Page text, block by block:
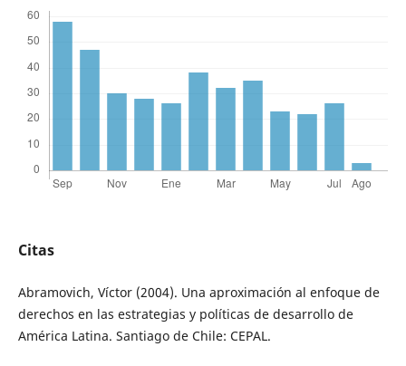
Citas
Abramovich, Víctor (2004). Una aproximación al enfoque de
derechos en las estrategias y políticas de desarrollo de
América Latina. Santiago de Chile: CEPAL.